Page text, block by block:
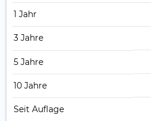
1 Jahr
3 Jahre
5 Jahre
10 Jahre
Seit Auflage